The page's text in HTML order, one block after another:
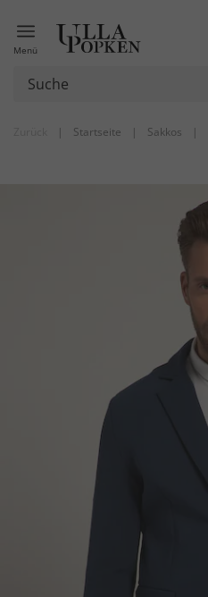
Menü
| Startseite | Sakkos |